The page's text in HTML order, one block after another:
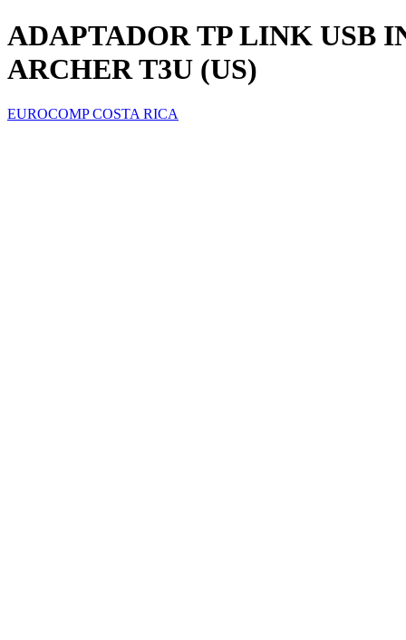
ADAPTADOR TP LINK USB
ARCHER T3U (US)
EUROCOMP COSTA RICA